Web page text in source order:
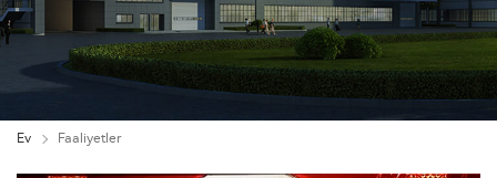
Ev Faaliyetler